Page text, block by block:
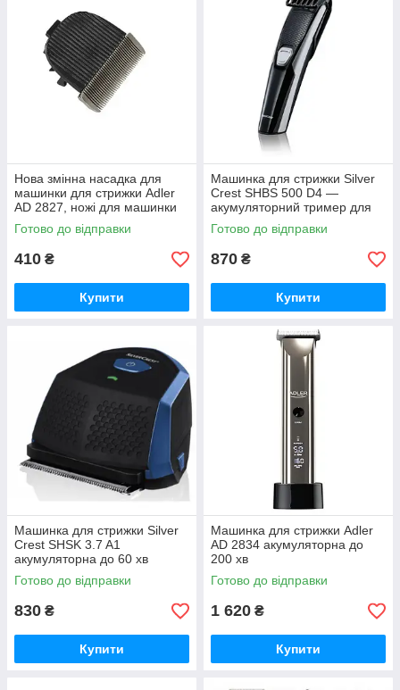
Нова змінна насадка для
машинки для стрижки Adler
AD 2827, ножі для машинки
для стрижки Adler AD 2827 з
Європи.
Готово до відправки
410 ₴
Купити
Машинка для стрижки Silver
Crest SHBS 500 D4 —
акумуляторний тример для
волосся та бороди (до 60 хв)
Готово до відправки
870 ₴
Купити
Машинка для стрижки Silver
Crest SHSK 3.7 A1
акумуляторна до 60 хв
Готово до відправки
830 ₴
Купити
Машинка для стрижки Adler
AD 2834 акумуляторна до
200 хв
Готово до відправки
1 620 ₴
Купити